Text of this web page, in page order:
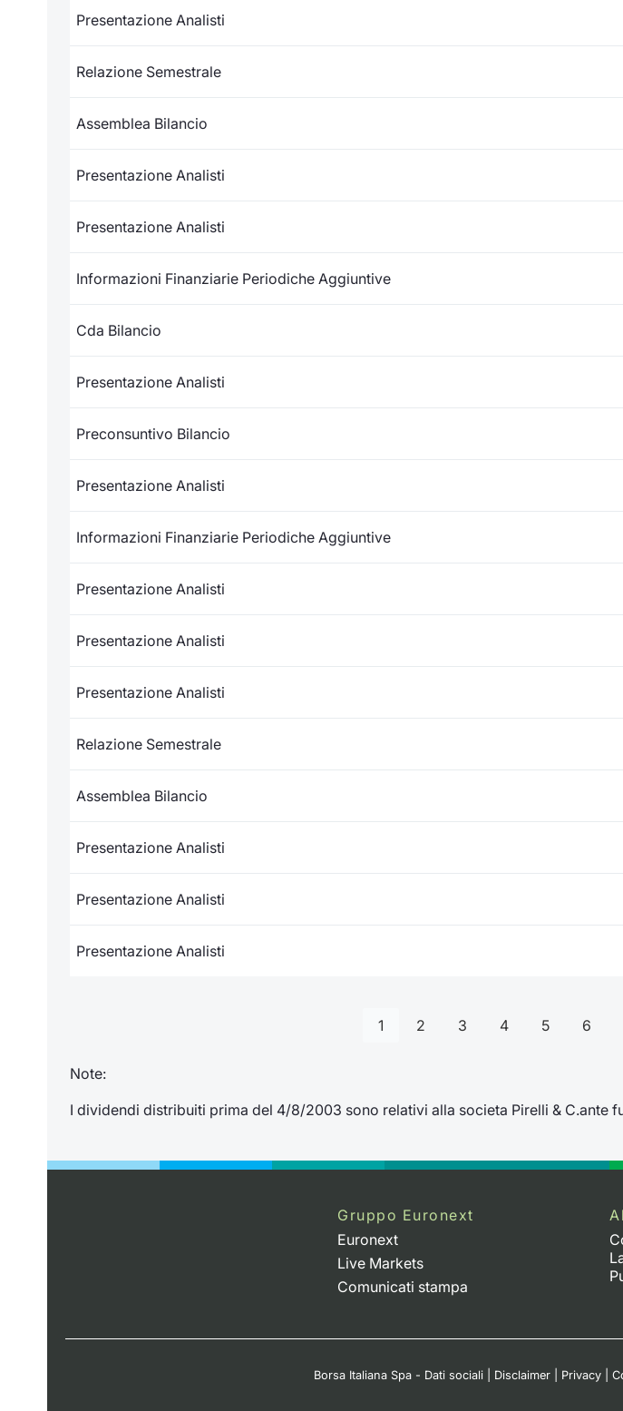
Presentazione Analisti
Relazione Semestrale
Assemblea Bilancio
Presentazione Analisti
Presentazione Analisti
Informazioni Finanziarie Periodiche Aggiuntive
Cda Bilancio
Presentazione Analisti
Preconsuntivo Bilancio
Presentazione Analisti
Informazioni Finanziarie Periodiche Aggiuntive
Presentazione Analisti
Presentazione Analisti
Presentazione Analisti
Relazione Semestrale
Assemblea Bilancio
Presentazione Analisti
Presentazione Analisti
Presentazione Analisti
1 2 3 4 5 6
Note:
I dividendi distribuiti prima del 4/8/2003 sono relativi alla societa Pirelli & C.ante
Gruppo Euronext
Euronext
Live Markets
Comunicati stampa
Borsa Italiana Spa - Dati sociali Disclaimer Privacy